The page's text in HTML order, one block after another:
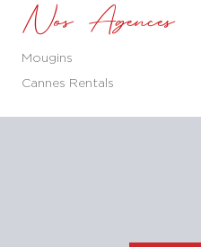
Nos Agences
Mougins
Cannes Rentals